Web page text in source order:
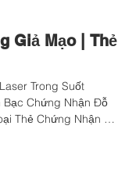
Giả Mạo | Thẻ
Trong Suốt
Bạc Chứng Nhận Đỗ
Thẻ Chứng Nhận Đỗ